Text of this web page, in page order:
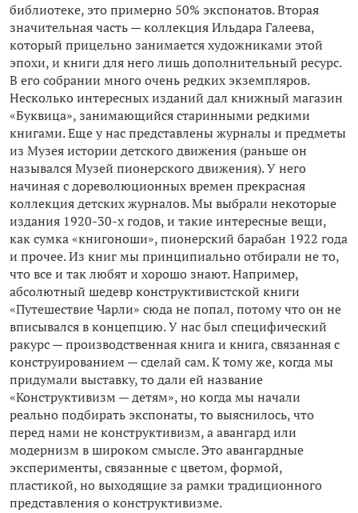
библиотеке, это примерно 50% экспонатов. Вторая
значительная часть — коллекция Ильдара Галеева,
который прицельно занимается художниками этой
эпохи, и книги для него лишь дополнительный ресурс.
В его собрании много очень редких экземпляров.
Несколько интересных изданий дал книжный магазин
«Буквица», занимающийся старинными редкими
книгами. Еще у нас представлены журналы и предметы
из Музея истории детского движения (раньше он
назывался Музей пионерского движения). У него
начиная с дореволюционных времен прекрасная
коллекция детских журналов. Мы выбрали некоторые
издания 1920-30-х годов, и такие интересные вещи,
как сумка «книгоноши», пионерский барабан 1922 года
и прочее. Из книг мы принципиально отбирали не то,
что все и так любят и хорошо знают. Например,
абсолютный шедевр конструктивистской книги
«Путешествие Чарли» сюда не попал, потому что он не
вписывался в концепцию. У нас был специфический
ракурс — производственная книга и книга, связанная с
конструированием — сделай сам. К тому же, когда мы
придумали выставку, то дали ей название
«Конструктивизм — детям», но когда мы начали
реально подбирать экспонаты, то выяснилось, что
перед нами не конструктивизм, а авангард или
модернизм в широком смысле. Это авангардные
эксперименты, связанные с цветом, формой,
пластикой, но выходящие за рамки традиционного
представления о конструктивизме.